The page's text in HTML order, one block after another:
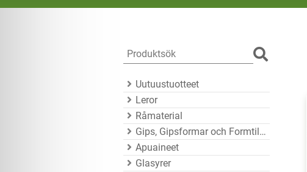
Uutuustuotteet
Leror
Råmaterial
Gips, Gipsformar och Formtillbehör
Apuaineet
Glasyrer